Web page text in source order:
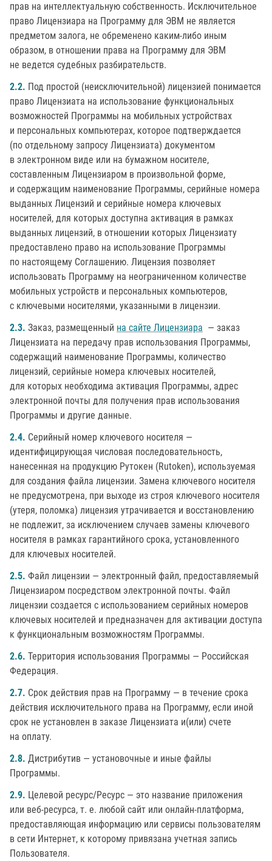
прав на интеллектуальную собственность. Исключительное
право Лицензиара на Программу для ЭВМ не является
предметом залога, не обременено каким-либо иным
образом, в отношении права на Программу для ЭВМ
не ведется судебных разбирательств.
2.2. Под простой (неисключительной) лицензией понимается
право Лицензиата на использование функциональных
возможностей Программы на мобильных устройствах
и персональных компьютерах, которое подтверждается
(по отдельному запросу Лицензиата) документом
в электронном виде или на бумажном носителе,
составленным Лицензиаром в произвольной форме,
и содержащим наименование Программы, серийные номера
выданных Лицензий и серийные номера ключевых
носителей, для которых доступна активация в рамках
выданных лицензий, в отношении которых Лицензиату
предоставлено право на использование Программы
по настоящему Соглашению. Лицензия позволяет
использовать Программу на неограниченном количестве
мобильных устройств и персональных компьютеров,
с ключевыми носителями, указанными в лицензии.
2.3. Заказ, размещенный на сайте Лицензиара — заказ
Лицензиата на передачу прав использования Программы,
содержащий наименование Программы, количество
лицензий, серийные номера ключевых носителей,
для которых необходима активация Программы, адрес
электронной почты для получения прав использования
Программы и другие данные.
2.4. Серийный номер ключевого носителя —
идентифицирующая числовая последовательность,
нанесенная на продукцию Рутокен (Rutoken), используемая
для создания файла лицензии. Замена ключевого носителя
не предусмотрена, при выходе из строя ключевого носителя
(утеря, поломка) лицензия утрачивается и восстановлению
не подлежит, за исключением случаев замены ключевого
носителя в рамках гарантийного срока, установленного
для ключевых носителей.
2.5. Файл лицензии — электронный файл, предоставляемый
Лицензиаром посредством электронной почты. Файл
лицензии создается с использованием серийных номеров
ключевых носителей и предназначен для активации доступа
к функциональным возможностям Программы.
2.6. Территория использования Программы — Российская
Федерация.
2.7. Срок действия прав на Программу — в течение срока
действия исключительного права на Программу, если иной
срок не установлен в заказе Лицензиата и(или) счете
на оплату.
2.8. Дистрибутив — установочные и иные файлы
Программы.
2.9. Целевой ресурс/Ресурс — это название приложения
или веб-ресурса, т. е. любой сайт или онлайн-платформа,
предоставляющая информацию или сервисы пользователям
в сети Интернет, к которому привязана учетная запись
Пользователя.